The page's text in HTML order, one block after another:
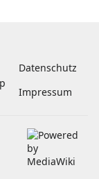
Datenschutz
Impressum